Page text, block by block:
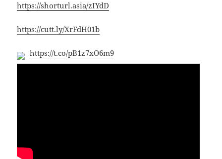
https://shorturl.asia/zIYdD
https://cutt.ly/XrFdH01b
https://t.co/pB1z7xO6m9